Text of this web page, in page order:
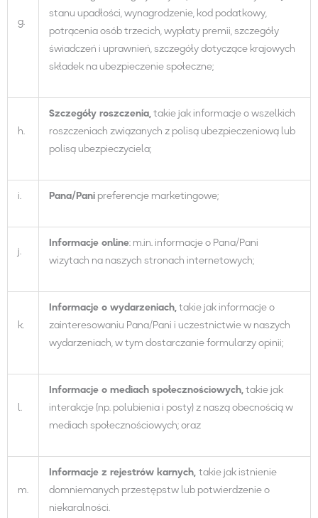
g.
stanu upadłości, wynagrodzenie, kod podatkowy,
potrącenia osób trzecich, wypłaty premii, szczegóły
świadczeń i uprawnień, szczegóły dotyczące krajowych
składek na ubezpieczenie społeczne;
h.
Szczegóły roszczenia,takie jak informacje o wszelkich
roszczeniach związanych z polisą ubezpieczeniową lub
polisą ubezpieczyciela;
i. Pana/Panipreferencje marketingowe;
j.
Informacje online: m.in. informacje o Pana/Pani
wizytach na naszych stronach internetowych;
k.
Informacje o wydarzeniach,takie jak informacje o
zainteresowaniu Pana/Pani i uczestnictwie w naszych
wydarzeniach, w tym dostarczanie formularzy opinii;
l.
Informacje o mediach społecznościowych,takie jak
interakcje (np. polubienia i posty) z naszą obecnością w
mediach społecznościowych; oraz
m.
Informacje z rejestrów karnych,takie jak istnienie
domniemanych przestępstw lub potwierdzenie o
niekaralności.